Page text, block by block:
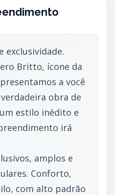
exclusividade.
Britto, ícone da
a você
obra de
estilo inédito e
irá
amplos e
Conforto,
com alto padrão